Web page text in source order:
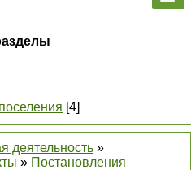
[4]
деятельность »
» Постановления